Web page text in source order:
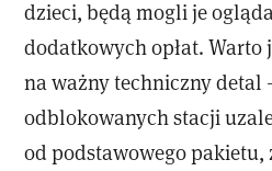
dzieci, będą mogli je
dodatkowych opłat.
na ważny techniczny detal
odblokowanych stacji
od podstawowego